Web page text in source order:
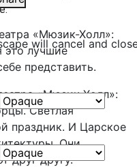
will cancel and
«Мюзик-Холл»:
это лучшие
представить.
«Мюзик-Холл»:
Светлая
праздник. И Царское
Они,
друг другу.